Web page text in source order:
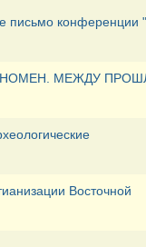
письмо конференции
МЕЖДУ
Восточной